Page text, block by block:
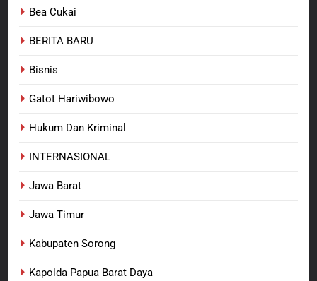
8
bagi Mama-Mama dan Anak-
BERITA BARU
Bea Cukai
BERITA BARU
Bisnis
Gatot Hariwibowo
Hukum Dan Kriminal
INTERNASIONAL
Jawa Barat
Jawa Timur
Kabupaten Sorong
Kapolda Papua Barat Daya